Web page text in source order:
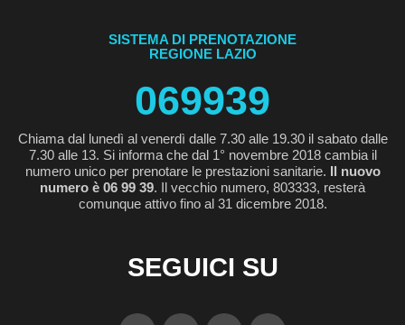
SISTEMA DI PRENOTAZIONE
REGIONE LAZIO
069939
Chiama dal lunedì al venerdì dalle 7.30 alle 19.30 il sabato dalle
7.30 alle 13. Si informa che dal 1° novembre 2018 cambia il
numero unico per prenotare le prestazioni sanitarie. Il nuovo
numero è 06 99 39. Il vecchio numero, 803333, resterà
comunque attivo fino al 31 dicembre 2018.
SEGUICI SU